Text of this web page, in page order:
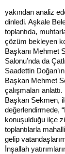
yakından analiz
dinledi. Aşkale
toplantıda,
çözüm bekleyen
Başkanı Mehmet
Salonu’nda da
Saadettin
Başkan Mehmet
çalışmaları anlattı.
Başkan Sekmen,
değerlendirmede,
konuşulduğu ilçe
toplantılarla
gelip
İnşallah